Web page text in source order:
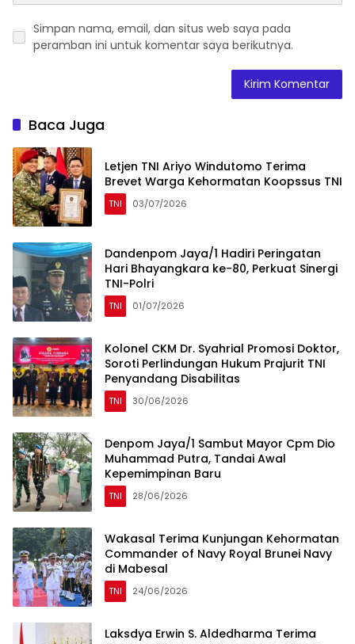
Simpan nama, email, dan situs web saya pada
peramban ini untuk komentar saya berikutnya.
Baca Juga
Letjen TNI Ariyo Windutomo Terima
Brevet Warga Kehormatan Koopssus TNI
TNI 03/07/2026
Dandenpom Jaya/1 Hadiri Peringatan
Hari Bhayangkara ke-80, Perkuat Sinergi
TNI-Polri
TNI 01/07/2026
Kolonel CKM Dr. Syahrial Promosi Doktor,
Soroti Perlindungan Hukum Prajurit TNI
Penyandang Disabilitas
TNI 30/06/2026
Denpom Jaya/1 Sambut Mayor Cpm Dio
Muhammad Putra, Tandai Awal
Kepemimpinan Baru
TNI 28/06/2026
Wakasal Terima Kunjungan Kehormatan
Commander of Navy Royal Brunei Navy
di Mabesal
TNI 24/06/2026
Laksdya Erwin S. Aldedharma Terima